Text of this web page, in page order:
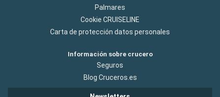
Palmares
Cookie CRUISELINE
Carta de protección datos personales
Información sobre crucero
Seguros
Blog Cruceros.es